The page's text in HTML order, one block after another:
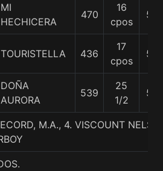
MI
HECHICERA
470
16
cpos
57
TOURISTELLA 436
17
cpos
57
DOÑA
AURORA
539
25
1/2
57
M.A., 4. VISCOUNT